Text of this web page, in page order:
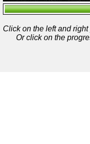
Click on the left and
Or click on the